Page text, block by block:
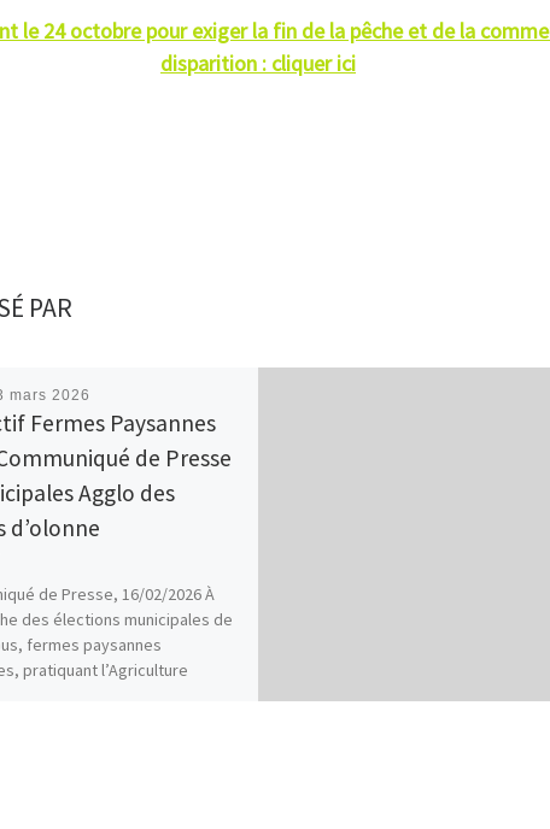
le 24 octobre pour exiger la fin de la pêche et de la
disparition : cliquer ici
PAR
mars 2026
Fermes Paysannes
de Presse
Agglo des
d’olonne
de Presse, 16/02/2026 À
des élections municipales de
fermes paysannes
pratiquant l’Agriculture